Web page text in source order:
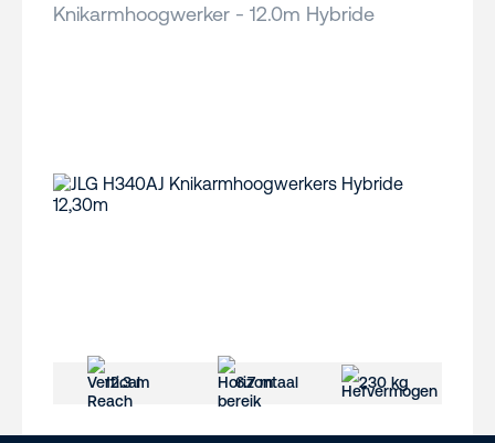
Knikarmhoogwerker - 12.0m Hybride
12.3 m 6.7 m 230 kg